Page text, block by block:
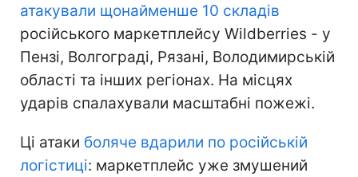
атакували щонайменше 10 складів
російського маркетплейсу Wildberries - у
Пензі, Волгограді, Рязані, Володимирській
області та інших регіонах. На місцях
ударів спалахували масштабні пожежі.
Ці атаки боляче вдарили по російській
логістиці: маркетплейс уже змушений